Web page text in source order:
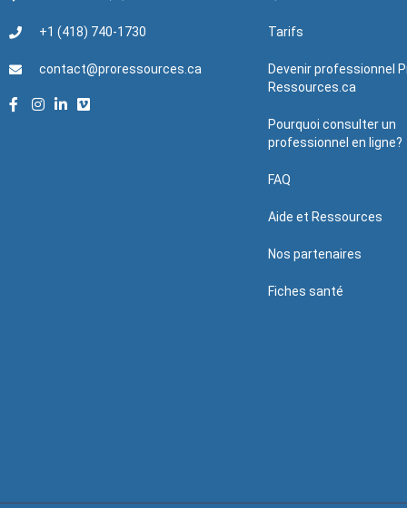
+1 (418) 740-1730
contact@proressources.ca
Tarifs
Devenir professionnel
Ressources.ca
Pourquoi consulter un
professionnel en ligne?
FAQ
Aide et Ressources
Nos partenaires
Fiches santé